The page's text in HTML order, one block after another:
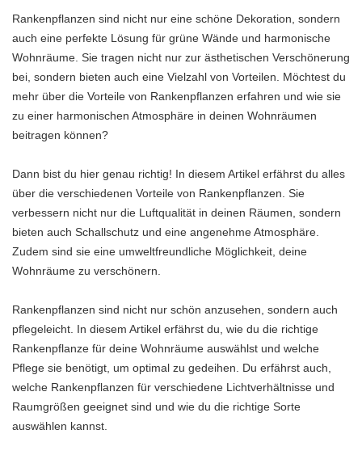
Rankenpflanzen sind nicht nur eine schöne Dekoration, sondern
auch eine perfekte Lösung für grüne Wände und harmonische
Wohnräume. Sie tragen nicht nur zur ästhetischen Verschönerung
bei, sondern bieten auch eine Vielzahl von Vorteilen. Möchtest du
mehr über die Vorteile von Rankenpflanzen erfahren und wie sie
zu einer harmonischen Atmosphäre in deinen Wohnräumen
beitragen können?
Dann bist du hier genau richtig! In diesem Artikel erfährst du alles
über die verschiedenen Vorteile von Rankenpflanzen. Sie
verbessern nicht nur die Luftqualität in deinen Räumen, sondern
bieten auch Schallschutz und eine angenehme Atmosphäre.
Zudem sind sie eine umweltfreundliche Möglichkeit, deine
Wohnräume zu verschönern.
Rankenpflanzen sind nicht nur schön anzusehen, sondern auch
pflegeleicht. In diesem Artikel erfährst du, wie du die richtige
Rankenpflanze für deine Wohnräume auswählst und welche
Pflege sie benötigt, um optimal zu gedeihen. Du erfährst auch,
welche Rankenpflanzen für verschiedene Lichtverhältnisse und
Raumgrößen geeignet sind und wie du die richtige Sorte
auswählen kannst.